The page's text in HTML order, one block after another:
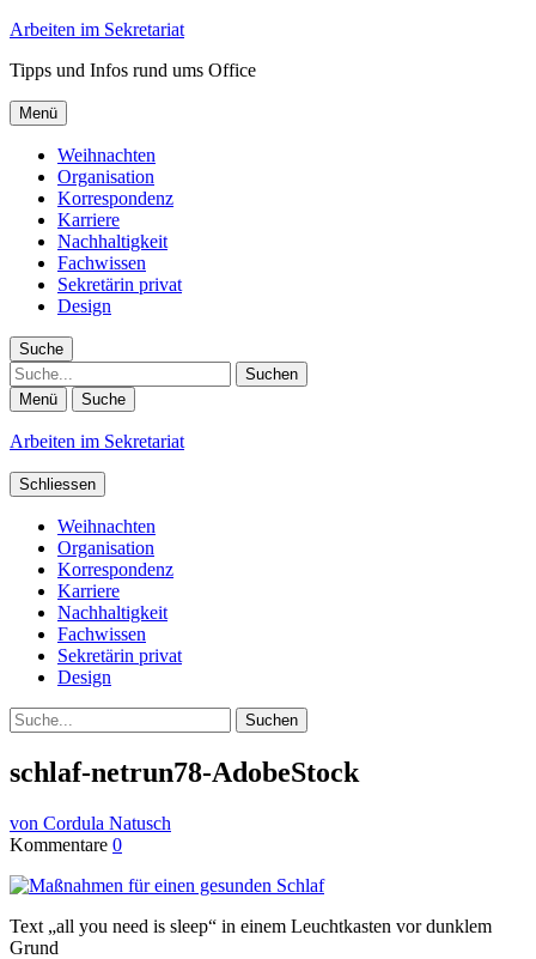
Arbeiten im Sekretariat
Tipps und Infos rund ums Office
Menü
Weihnachten
Organisation
Korrespondenz
Karriere
Nachhaltigkeit
Fachwissen
Sekretärin privat
Design
Suche
Suche
Menü Suche
Arbeiten im Sekretariat
Schliessen
Weihnachten
Organisation
Korrespondenz
Karriere
Nachhaltigkeit
Fachwissen
Sekretärin privat
Design
Suche
schlaf-netrun78-AdobeStock
von Cordula Natusch
Kommentare 0
Text „all you need is sleep“ in einem Leuchtkasten vor dunklem
Grund